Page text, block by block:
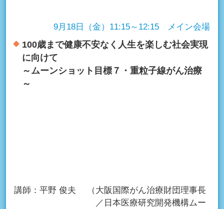
9月18日（金）11:15～12:15 メイン会場
100歳まで健康不安なく人生を楽しむ社会実現
に向けて
～ムーンショット目標７・重粒子線がん治療
～
講師： 平野 俊夫
（大阪国際がん治療財団理事長
／日本医療研究開発機構ムー